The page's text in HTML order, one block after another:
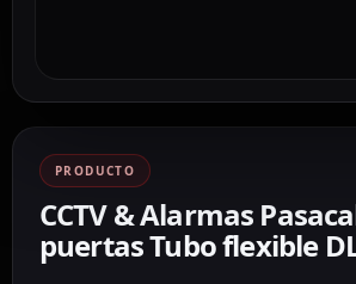
PRODUCTO
CCTV & Alarmas
puertas Tubo flexible